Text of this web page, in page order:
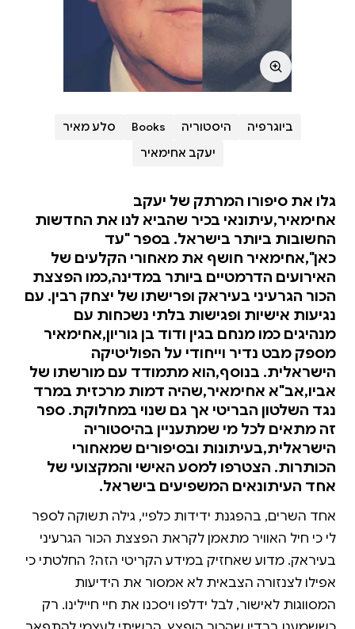
ביוגרפיה היסטוריה Books
סלע מאיר
יעקב אחימאיר
גלו את סיפורו המרתק של יעקב
אחימאיר,עיתונאי בכיר שהביא לנו את החדשות
החשובות ביותר בישראל. בספר "עד
כאן",אחימאיר חושף את מאחורי הקלעים של
האירועים הדרמטיים ביותר במדינה,כמו הפצצת
הכור הגרעיני בעיראק ופרישתו של יצחק רבין. עם
נגיעות אישיות ופגישות בלתי נשכחות עם
מנהיגים כמו מנחם בגין ודוד בן גוריון,אחימאיר
מספק מבט נדיר וייחודי על הפוליטיקה
הישראלית. בנוסף,הוא מתמודד עם מורשתו של
אביו,אב"א אחימאיר,שהיה דמות מרכזית במרד
נגד השלטון הבריטי אך גם שנוי במחלוקת. ספר
זה מתאים לכל מי שמתעניין בהיסטוריה
הישראלית,בעיתונות ובסיפורים שמאחורי
הכותרות. הצטרפו למסע האישי והמקצועי של
אחד העיתונאים המשפיעים בישראל.
אחד השרים, בהפגנת ידידות כלפיי, גילה תשוקה לספר
לי כי חיל האוויר מתאמן לקראת הפצצת הכור הגרעיני
בעיראק. מדוע שאחזיק במידע הקריטי הזה? החלטתי כי
אפילו לצנזורה הצבאית לא אמסור את הידיעות
המסווגות לאישור, לבל ידלפו ויסכנו את חיי חיילינו. רק